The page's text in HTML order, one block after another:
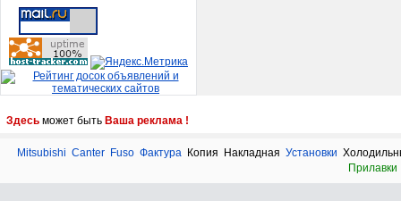
Здесь может быть Ваша реклама !
Mitsubishi Canter Fuso Фактура Копия Накладная Установки
Прилавки